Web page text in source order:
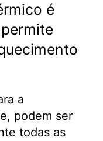
é
a
podem ser
todas as